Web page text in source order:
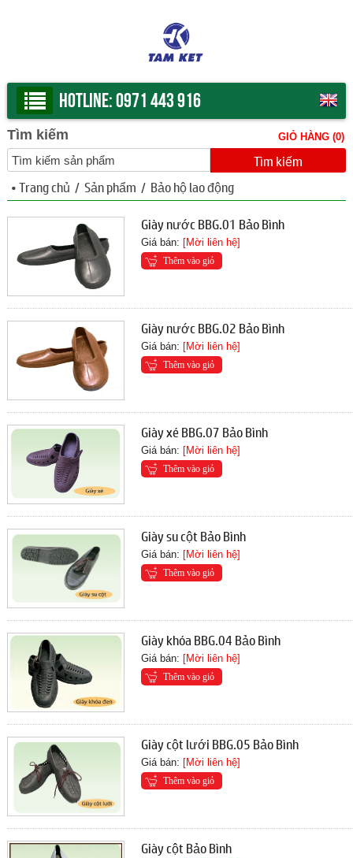
Hotline:0971 443 916
Tìm kiếm GIỎ HÀNG (0)
•Trang chủ / Sản phẩm / Bảo hộ lao động
Giày nước BBG.01 Bảo Bình
Giá bán: [Mời liên hệ]
Thêm vào giỏ
Giày nước BBG.02 Bảo Bình
Giá bán: [Mời liên hệ]
Thêm vào giỏ
Giày xé BBG.07 Bảo Bình
Giá bán: [Mời liên hệ]
Thêm vào giỏ
Giày su cột Bảo Bình
Giá bán: [Mời liên hệ]
Thêm vào giỏ
Giày khóa BBG.04 Bảo Bình
Giá bán: [Mời liên hệ]
Thêm vào giỏ
Giày cột lưới BBG.05 Bảo Bình
Giá bán: [Mời liên hệ]
Thêm vào giỏ
Giày cột Bảo Bình